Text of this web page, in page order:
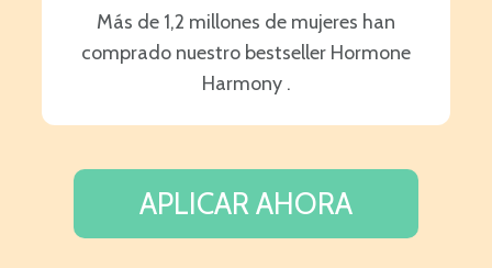
Más de 1,2 millones de mujeres han
comprado nuestro bestseller Hormone
Harmony .
APLICAR AHORA